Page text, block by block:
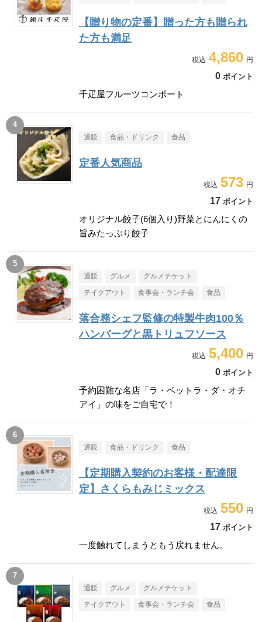
【贈り物の定番】贈った方も贈られ
た方も満足
4,860
0 ポイント
千疋屋フルーツコンポート
通販 食品・ドリンク 食品
定番人気商品
573
17 ポイント
オリジナル餃子(6個入り)野菜とにんにくの
旨みたっぷり餃子
通販 グルメ グルメチケット
テイクアウト 食事会・ランチ会 食品
落合務シェフ監修の特製牛肉100％
ハンバーグと黒トリュフソース
5,400
0 ポイント
予約困難な名店「ラ・ベットラ・ダ・オチ
アイ」の味をご自宅で！
通販 食品・ドリンク 食品
【定期購入契約のお客様・配達限
定】さくらもみじミックス
550
17 ポイント
一度触れてしまうともう戻れません。
通販 グルメ グルメチケット
テイクアウト 食事会・ランチ会 食品